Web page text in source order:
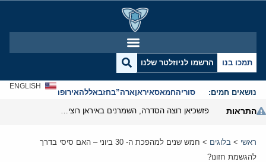
תמכו בנו הרשמו לניוזלטר שלנו
נושאים חמים: סוריהחמאסאיראןארה”בחזבאללהאירופהאנטישמיות
ENGLISH
התראות
ראשי > בלוגים >
חמש שנים למהפכת ה- 30 ביוני – האם סיסי בדרך
להגשמת חזונו?